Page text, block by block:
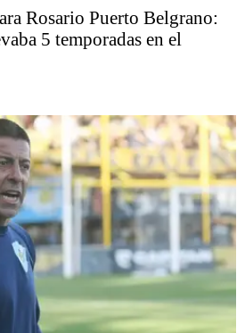
Rosario Puerto Belgrano:
5 temporadas en el